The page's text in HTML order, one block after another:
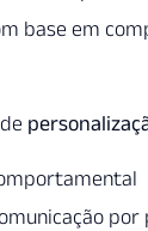
base em
por